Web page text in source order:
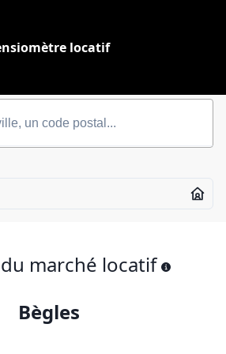
locatif
marché locatif
Bègles